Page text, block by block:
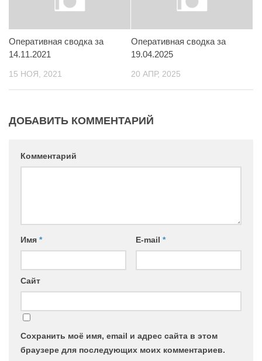
Оперативная сводка за
14.11.2021
15 НОЯ, 2021
Оперативная сводка за
19.04.2025
20 АПР, 2025
ДОБАВИТЬ КОММЕНТАРИЙ
Комментарий
Имя * E-mail *
Сайт
Сохранить моё имя, email и адрес сайта в этом
браузере для последующих моих комментариев.